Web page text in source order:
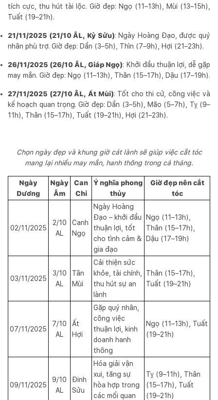
tích cực, thu hút tài lộc. Giờ đẹp: Ngọ (11–13h), Mùi (13–15h),
Tuất (19–21h).
21/11/2025 (21/10 ÂL, Kỷ Sửu): Ngày Hoàng Đạo, được quý
nhân phù trợ. Giờ đẹp: Dần (3–5h), Thìn (7–9h), Hợi (21–23h).
26/11/2025 (26/10 ÂL, Giáp Ngọ): Khởi đầu thuận lợi, dễ gặp
may mắn. Giờ đẹp: Ngọ (11–13h), Thân (15–17h), Dậu (17–19h).
27/11/2025 (27/10 ÂL, Ất Mùi): Tốt cho thi cử, công việc và
kế hoạch quan trọng. Giờ đẹp: Dần (3–5h), Mão (5–7h), Tỵ (9–
11h), Thân (15–17h), Tuất (19–21h), Hợi (21–23h).
Chọn ngày đẹp và khung giờ cát lành sẽ giúp việc cắt tóc
mang lại nhiều may mắn, hanh thông trong cả tháng.
Ngày
Dương
Ngày
Âm
Can
Chi
Ý nghĩa phong
thủy
Giờ đẹp nên cắt
tóc
02/11/2025
2/10
AL
Canh
Ngọ
Ngày Hoàng
Đạo – khởi đầu
thuận lợi, tốt
cho tình cảm &
gia đạo
Ngọ (11–13h),
Thân (15–17h),
Dậu (17–19h)
03/11/2025
3/10
AL
Tân
Mùi
Cải thiện sức
khỏe, tài chính,
thu hút sự an
lành
Thân (15–17h),
Tuất (19–21h)
07/11/2025
7/10
AL
Ất
Hợi
Gặp quý nhân,
công việc
thuận lợi, kinh
doanh hanh
thông
Ngọ (11–13h), Tuất
(19–21h)
09/11/2025
9/10
AL
Đinh
Sửu
Hóa giải vận
xui, tăng sự
hòa hợp trong
các mối quan
Tỵ (9–11h), Thân
(15–17h), Tuất
(19–21h)